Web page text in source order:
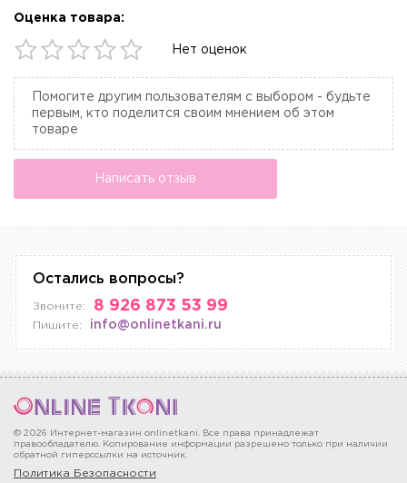
Оценка товара:
Нет оценок
Помогите другим пользователям с выбором - будьте
первым, кто поделится своим мнением об этом
товаре
Написать отзыв
Остались вопросы?
Звоните: 8 926 873 53 99
Пишите: info@onlinetkani.ru
© 2026 Интернет-магазин onlinetkani. Все права принадлежат
правообладателю. Копирование информации разрешено только при наличии
обратной гиперссылки на источник.
Политика Безопасности